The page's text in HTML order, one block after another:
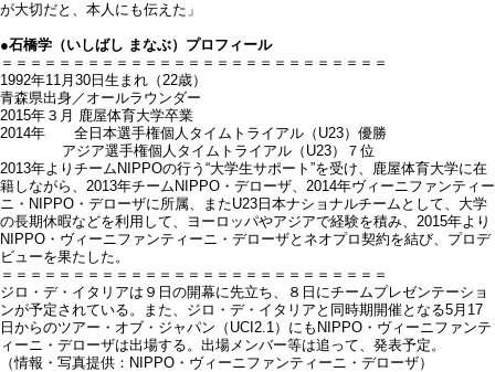
が大切だと、本人にも伝えた」
●石橋学（いしばし まなぶ）プロフィール
＝＝＝＝＝＝＝＝＝＝＝＝＝＝＝＝＝＝＝＝＝＝＝＝＝＝＝
1992年11月30日生まれ（22歳）
青森県出身／オールラウンダー
2015年３月 鹿屋体育大学卒業
2014年 全日本選手権個人タイムトライアル（U23）優勝
アジア選手権個人タイムトライアル（U23）７位
2013年よりチームNIPPOの行う“大学生サポート”を受け、鹿屋体育大学に在
籍しながら、2013年チームNIPPO・デローザ、2014年ヴィーニファンティー
ニ・NIPPO・デローザに所属、またU23日本ナショナルチームとして、大学
の長期休暇などを利用して、ヨーロッパやアジアで経験を積み、2015年より
NIPPO・ヴィーニファンティーニ・デローザとネオプロ契約を結び、プロデ
ビューを果たした。
＝＝＝＝＝＝＝＝＝＝＝＝＝＝＝＝＝＝＝＝＝＝＝＝＝＝＝
ジロ・デ・イタリアは９日の開幕に先立ち、８日にチームプレゼンテーショ
ンが予定されている。また、ジロ・デ・イタリアと同時期開催となる5月17
日からのツアー・オブ・ジャパン（UCI2.1）にもNIPPO・ヴィーニファンテ
ィーニ・デローザは出場する。出場メンバー等は追って、発表予定。
（情報・写真提供：NIPPO・ヴィーニファンティーニ・デローザ）